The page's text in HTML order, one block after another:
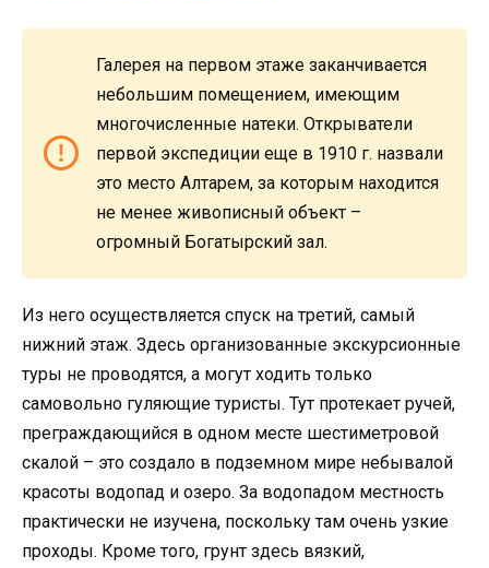
Галерея на первом этаже заканчивается
небольшим помещением, имеющим
многочисленные натеки. Открыватели
первой экспедиции еще в 1910 г. назвали
это место Алтарем, за которым находится
не менее живописный объект –
огромный Богатырский зал.
Из него осуществляется спуск на третий, самый
нижний этаж. Здесь организованные экскурсионные
туры не проводятся, а могут ходить только
самовольно гуляющие туристы. Тут протекает ручей,
преграждающийся в одном месте шестиметровой
скалой – это создало в подземном мире небывалой
красоты водопад и озеро. За водопадом местность
практически не изучена, поскольку там очень узкие
проходы. Кроме того, грунт здесь вязкий,